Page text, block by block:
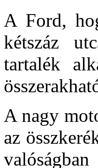
A Ford,
kétszáz
tartalék
A nagy
az